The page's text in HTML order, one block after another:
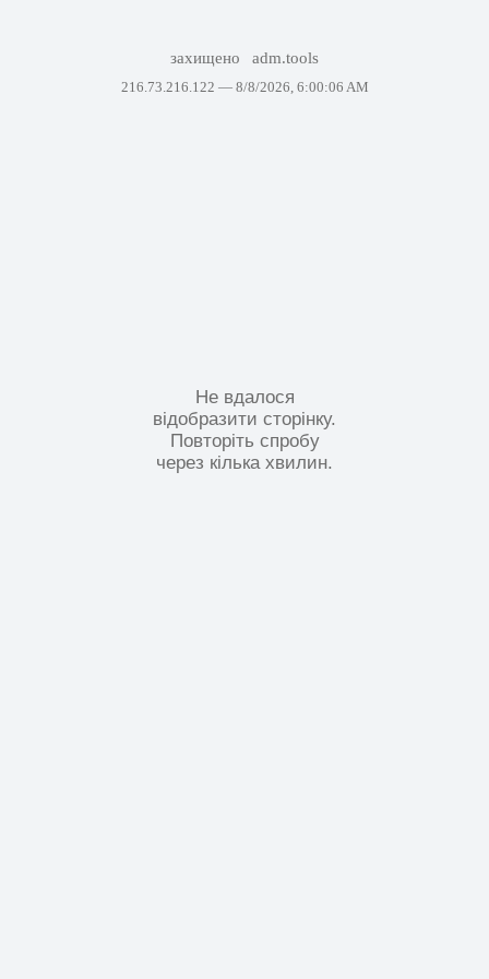
захищено adm.tools
216.73.216.122 — 8/8/2026, 6:00:06 AM
Не вдалося
відобразити сторінку.
Повторіть спробу
через кілька хвилин.